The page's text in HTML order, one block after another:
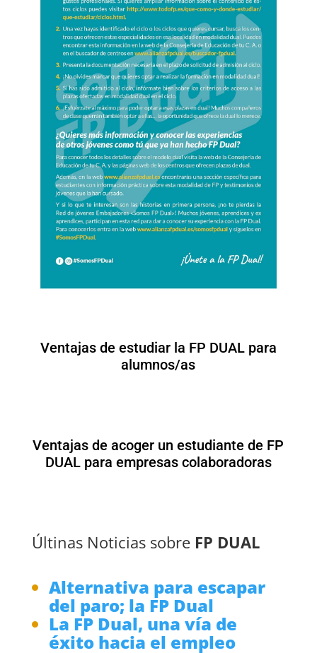
Ventajas de estudiar la FP DUAL para
alumnos/as
Ventajas de acoger un estudiante de FP
DUAL para empresas colaboradoras
Últinas Noticias sobre FP DUAL
Alternativa para escapar
del paro; la FP Dual
La FP Dual, una vía de
éxito hacia el empleo